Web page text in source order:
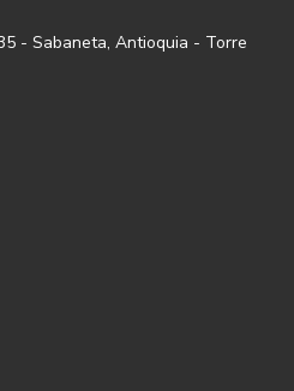
- Sabaneta, Antioquia - Torre